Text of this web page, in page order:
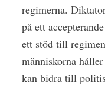
regimerna.
på ett
ett stöd till
människorna
kan bidra till